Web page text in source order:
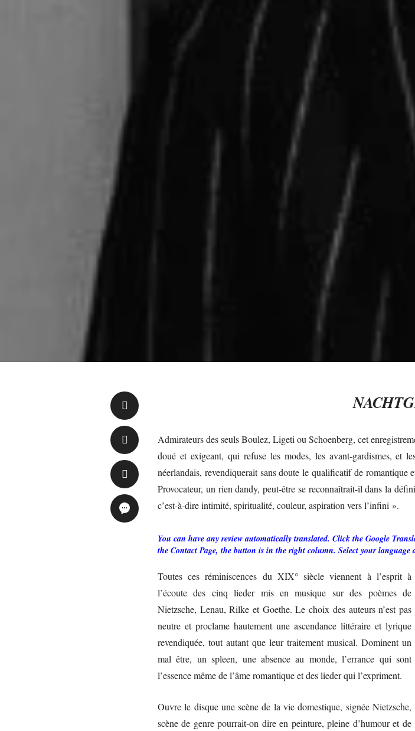
Admirateurs des seuls Boulez, Ligeti ou Schoenberg, cet
doué et exigeant, qui refuse les modes, les avant-gardismes, et
néerlandais, revendiquerait sans doute le qualificatif de
Provocateur, un rien dandy, peut-être se reconnaîtrait-il dans la
c’est-à-dire intimité, spiritualité, couleur, aspiration vers l’infini ».
You can have any review automatically translated. Click the Google
the Contact Page, the button is in the right column. Select your language
Toutes ces réminiscences du XIX° siècle viennent à l’esprit à
l’écoute des cinq lieder mis en musique sur des poèmes de
Nietzsche, Lenau, Rilke et Goethe. Le choix des auteurs n’est pas
neutre et proclame hautement une ascendance littéraire et lyrique
revendiquée, tout autant que leur traitement musical. Dominent un
mal être, un spleen, une absence au monde, l’errance qui sont
l’essence même de l’âme romantique et des lieder qui l’expriment.
Ouvre le disque une scène de la vie domestique, signée Nietzsche,
scène de genre pourrait-on dire en peinture, pleine d’humour et de